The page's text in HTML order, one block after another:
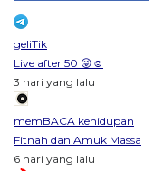
geliTik
Live after 50 😜☺️
3 hari yang lalu
memBACA kehidupan
Fitnah dan Amuk Massa
6 hari yang lalu